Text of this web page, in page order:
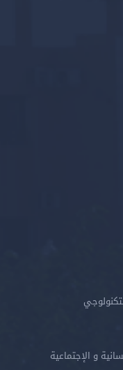
و الإجتماعية